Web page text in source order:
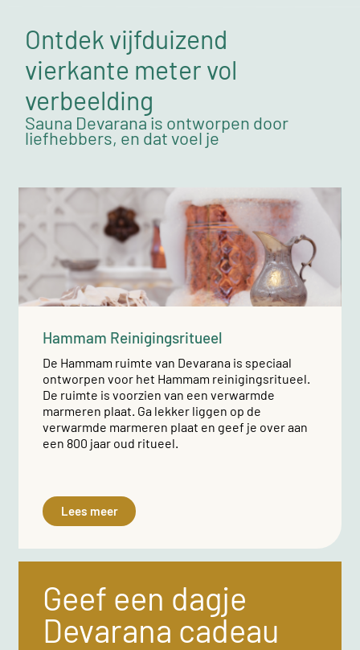
Ontdek vijfduizend
vierkante meter vol
verbeelding
Sauna Devarana is ontworpen door
liefhebbers, en dat voel je
Hammam Reinigingsritueel
De Hammam ruimte van Devarana is speciaal
ontworpen voor het Hammam reinigingsritueel.
De ruimte is voorzien van een verwarmde
marmeren plaat. Ga lekker liggen op de
verwarmde marmeren plaat en geef je over aan
een 800 jaar oud ritueel.
Lees meer
Geef een dagje
Devarana cadeau